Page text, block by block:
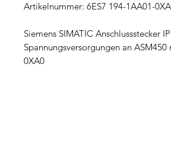
Artikelnummer: 6ES7 194-1AA01-
Siemens SIMATIC Anschlussstecker
Spannungsversorgungen an
0XA0